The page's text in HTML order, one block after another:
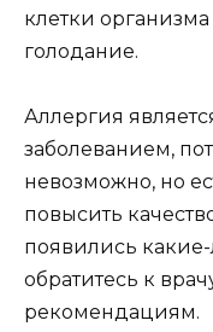
клетки
голодание.
Аллергия
заболеванием,
невозможно, но
повысить
появились
обратитесь к
рекомендациям.